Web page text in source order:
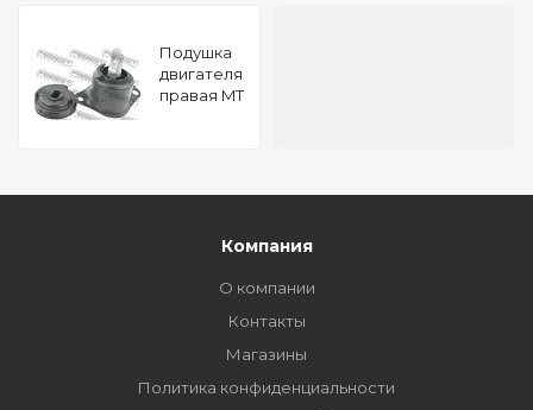
Подушка
двигателя
правая MT
Компания
О компании
Контакты
Магазины
Политика конфиденциальности